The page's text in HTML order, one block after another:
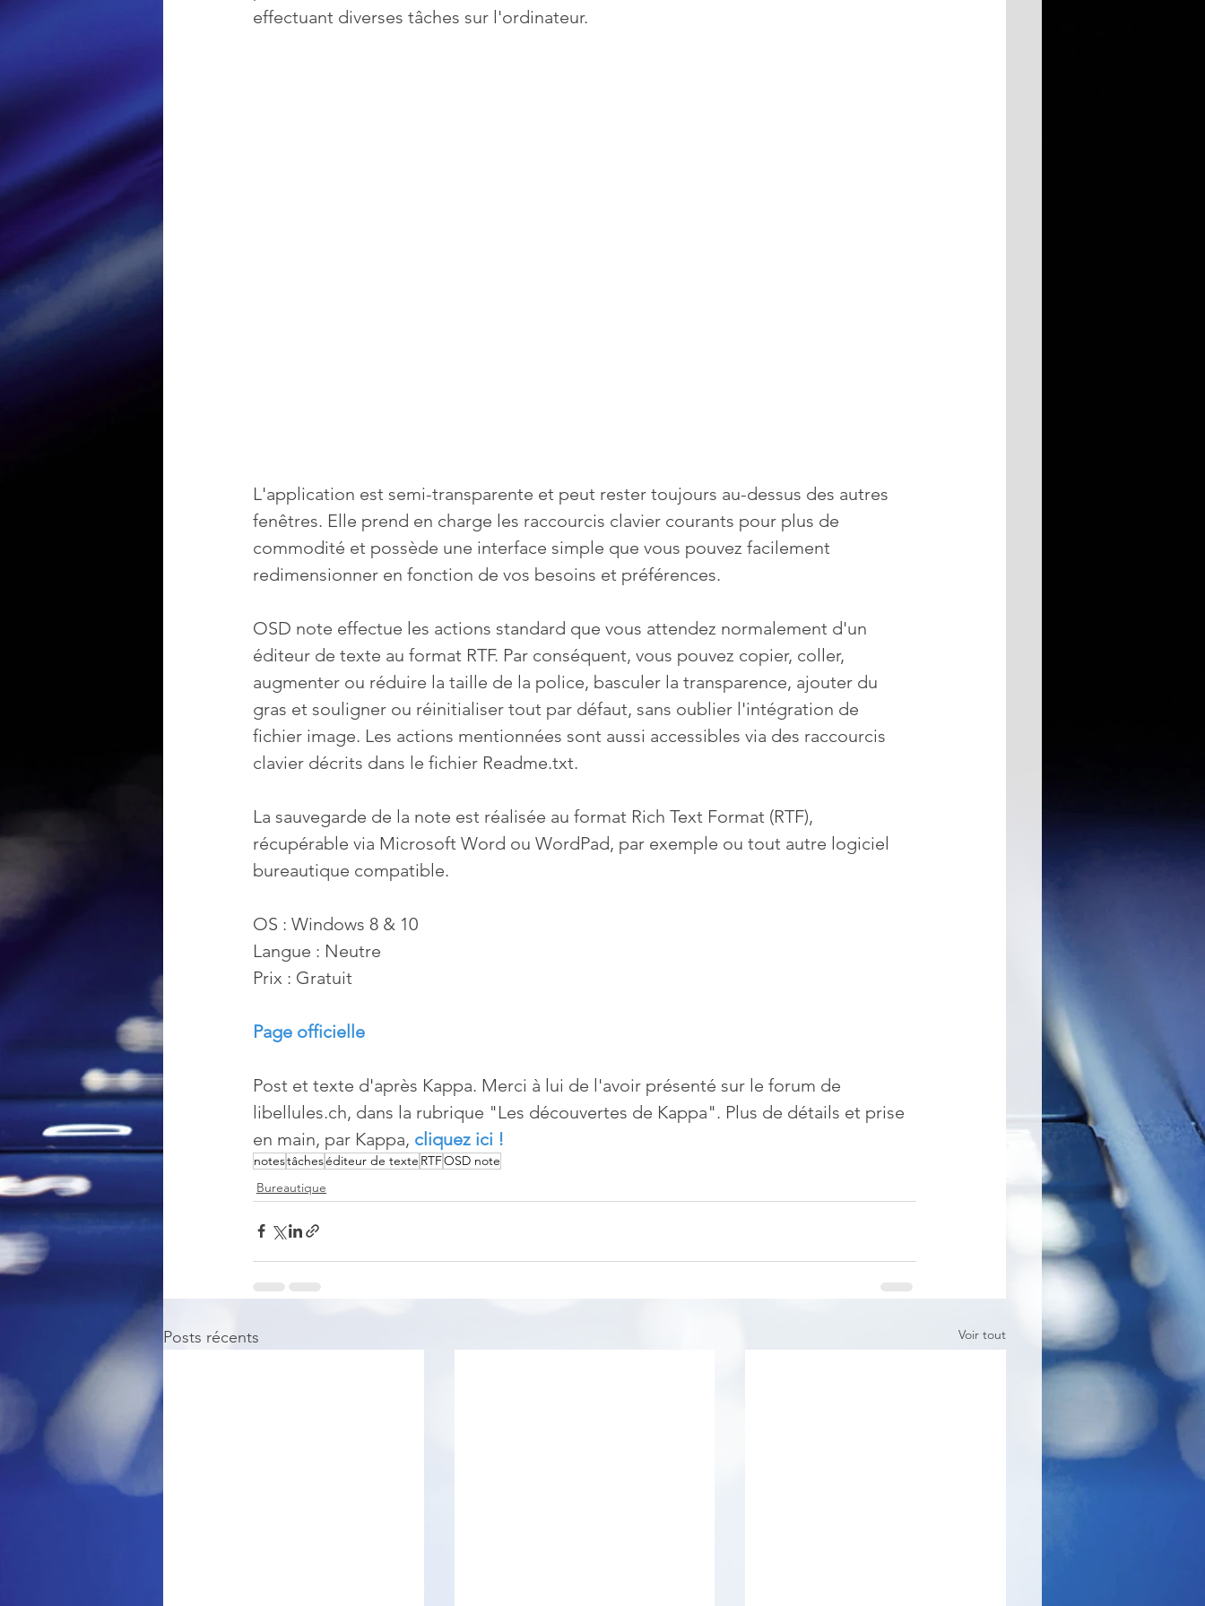
effectuant diverses tâches sur l'ordinateur.
L'application est semi-transparente et peut rester toujours au-dessus des autres
fenêtres. Elle prend en charge les raccourcis clavier courants pour plus de
commodité et possède une interface simple que vous pouvez facilement
redimensionner en fonction de vos besoins et préférences.
OSD note effectue les actions standard que vous attendez normalement d'un
éditeur de texte au format RTF. Par conséquent, vous pouvez copier, coller,
augmenter ou réduire la taille de la police, basculer la transparence, ajouter du
gras et souligner ou réinitialiser tout par défaut, sans oublier l'intégration de
fichier image. Les actions mentionnées sont aussi accessibles via des raccourcis
clavier décrits dans le fichier Readme.txt.
La sauvegarde de la note est réalisée au format Rich Text Format (RTF),
récupérable via Microsoft Word ou WordPad, par exemple ou tout autre logiciel
bureautique compatible.
OS : Windows 8 & 10
Langue : Neutre
Prix : Gratuit
Page officielle
Post et texte d'après Kappa. Merci à lui de l'avoir présenté sur le forum de
libellules.ch, dans la rubrique "Les découvertes de Kappa". Plus de détails et prise
en main, par Kappa, cliquez ici !
notestâcheséditeur de texte RTFOSD note
Bureautique
Posts récents Voir tout